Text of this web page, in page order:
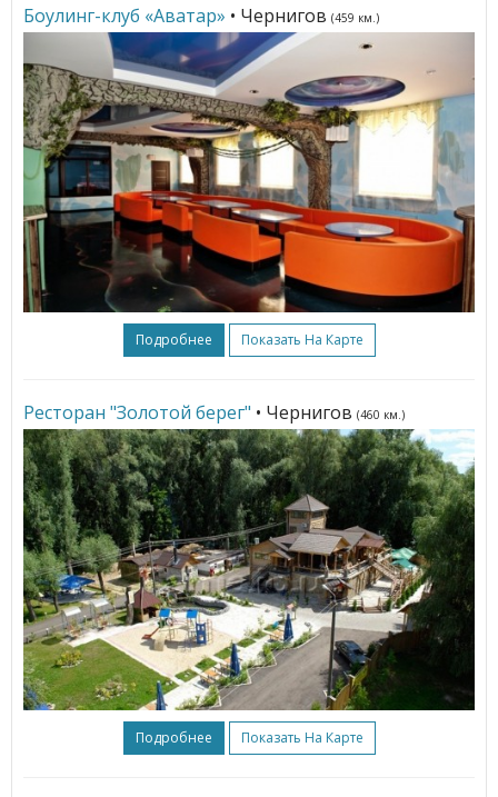
Боулинг-клуб «Аватар» • Чернигов (459 км.)
Подробнее Показать На Карте
Ресторан "Золотой берег" • Чернигов (460 км.)
Подробнее Показать На Карте